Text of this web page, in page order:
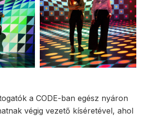
a CODE-ban egész nyáron
végig vezető kíséretével, ahol